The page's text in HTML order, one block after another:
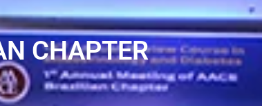
CHAPTER